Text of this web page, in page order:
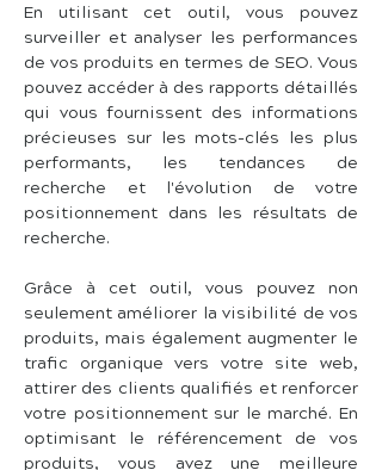
En utilisant cet outil, vous pouvez
surveiller et analyser les performances
de vos produits en termes de SEO. Vous
pouvez accéder à des rapports détaillés
qui vous fournissent des informations
précieuses sur les mots-clés les plus
performants, les tendances de
recherche et l'évolution de votre
positionnement dans les résultats de
recherche.
Grâce à cet outil, vous pouvez non
seulement améliorer la visibilité de vos
produits, mais également augmenter le
trafic organique vers votre site web,
attirer des clients qualifiés et renforcer
votre positionnement sur le marché. En
optimisant le référencement de vos
produits, vous avez une meilleure